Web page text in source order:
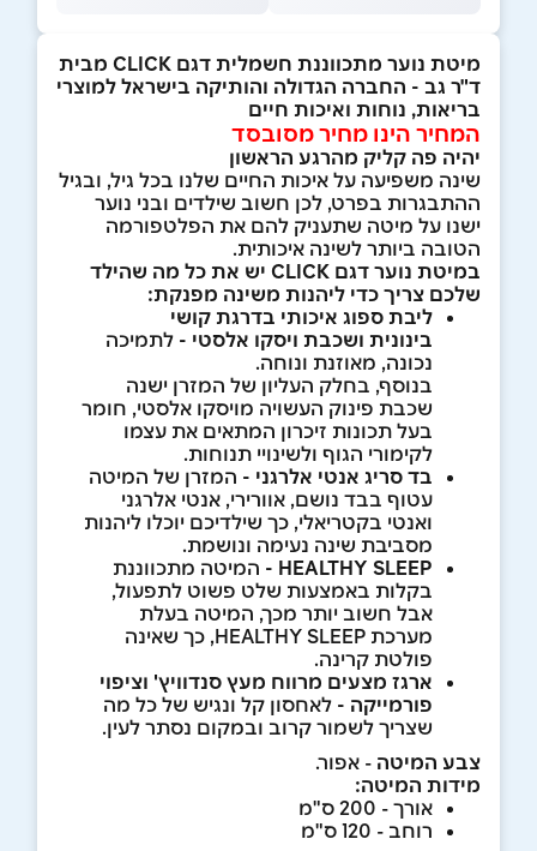
מיטת נוער מתכווננת חשמלית דגם CLICK מבית
ד"ר גב - החברה הגדולה והותיקה בישראל למוצרי
בריאות, נוחות ואיכות חיים
המחיר הינו מחיר מסובסד
יהיה פה קליק מהרגע הראשון
שינה משפיעה על איכות החיים שלנו בכל גיל, ובגיל
ההתבגרות בפרט, לכן חשוב שילדים ובני נוער
ישנו על מיטה שתעניק להם את הפלטפורמה
הטובה ביותר לשינה איכותית.
במיטת נוער דגם CLICK יש את כל מה שהילד
שלכם צריך כדי ליהנות משינה מפנקת:
ליבת ספוג איכותי בדרגת קושי
בינונית ושכבת ויסקו אלסטי - לתמיכה
נכונה, מאוזנת ונוחה.
בנוסף, בחלק העליון של המזרן ישנה
שכבת פינוק העשויה מויסקו אלסטי, חומר
בעל תכונות זיכרון המתאים את עצמו
לקימורי הגוף ולשינויי תנוחות.
בד סריג אנטי אלרגני - המזרן של המיטה
עטוף בבד נושם, אוורירי, אנטי אלרגני
ואנטי בקטריאלי, כך שילדיכם יוכלו ליהנות
מסביבת שינה נעימה ונושמת.
HEALTHY SLEEP
- המיטה מתכווננת
בקלות באמצעות שלט פשוט לתפעול,
אבל חשוב יותר מכך, המיטה בעלת
מערכת HEALTHY SLEEP, כך שאינה
פולטת קרינה.
ארגז מצעים מרווח מעץ סנדוויץ' וציפוי
פורמייקה - לאחסון קל ונגיש של כל מה
שצריך לשמור קרוב ובמקום נסתר לעין.
צבע המיטה - אפור.
מידות המיטה:
אורך - 200 ס"מ
רוחב - 120 ס"מ